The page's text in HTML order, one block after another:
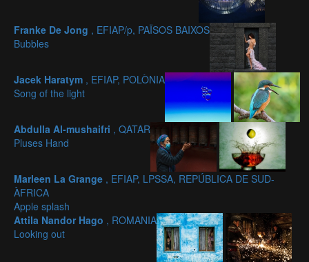
Franke De Jong , EFIAP/p, PAÏSOS BAIXOS
Bubbles
Jacek Haratym , EFIAP, POLÒNIA
Song of the light
Abdulla Al-mushaifri , QATAR
Pluses Hand
Marleen La Grange , EFIAP, LPSSA, REPÚBLICA DE SUD-
ÀFRICA
Apple splash
Attila Nandor Hago , ROMANIA
Looking out